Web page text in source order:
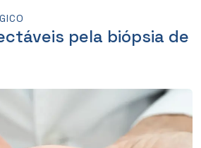
pela biópsia de